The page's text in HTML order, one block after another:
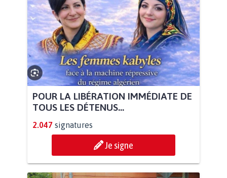
POUR LA LIBÉRATION IMMÉDIATE DE
TOUS LES DÉTENUS...
2.047 signatures
Je signe